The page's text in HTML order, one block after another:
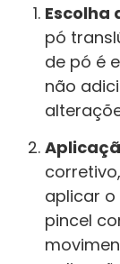
Escolha
pó
de pó é
não
aplicar o
pincel